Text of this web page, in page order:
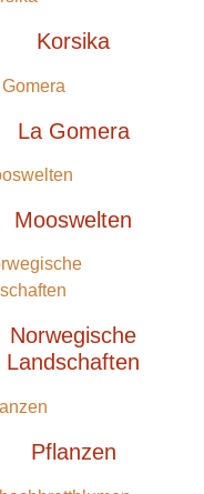
Korsika
La Gomera
Mooswelten
Norwegische
Landschaften
Pflanzen